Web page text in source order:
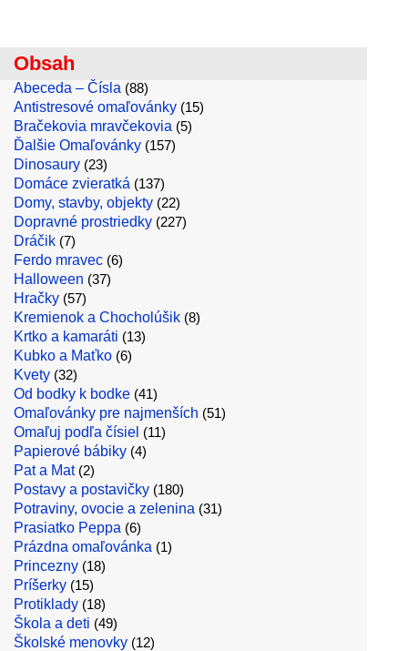
Obsah
Abeceda – Čísla (88)
Antistresové omaľovánky (15)
Bračekovia mravčekovia (5)
Ďalšie Omaľovánky (157)
Dinosaury (23)
Domáce zvieratká (137)
Domy, stavby, objekty (22)
Dopravné prostriedky (227)
Dráčik (7)
Ferdo mravec (6)
Halloween (37)
Hračky (57)
Kremienok a Chocholúšik (8)
Krtko a kamaráti (13)
Kubko a Maťko (6)
Kvety (32)
Od bodky k bodke (41)
Omaľovánky pre najmenších (51)
Omaľuj podľa čísiel (11)
Papierové bábiky (4)
Pat a Mat(2)
Postavy a postavičky (180)
Potraviny, ovocie a zelenina (31)
Prasiatko Peppa (6)
Prázdna omaľovánka (1)
Princezny (18)
Príšerky (15)
Protiklady (18)
Škola a deti (49)
Školské menovky (12)